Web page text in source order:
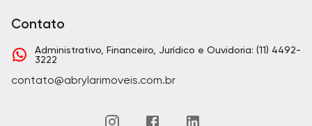
Contato
Administrativo, Financeiro, Jurídico e Ouvidoria: (11) 4492-
3222
contato@abrylarimoveis.com.br